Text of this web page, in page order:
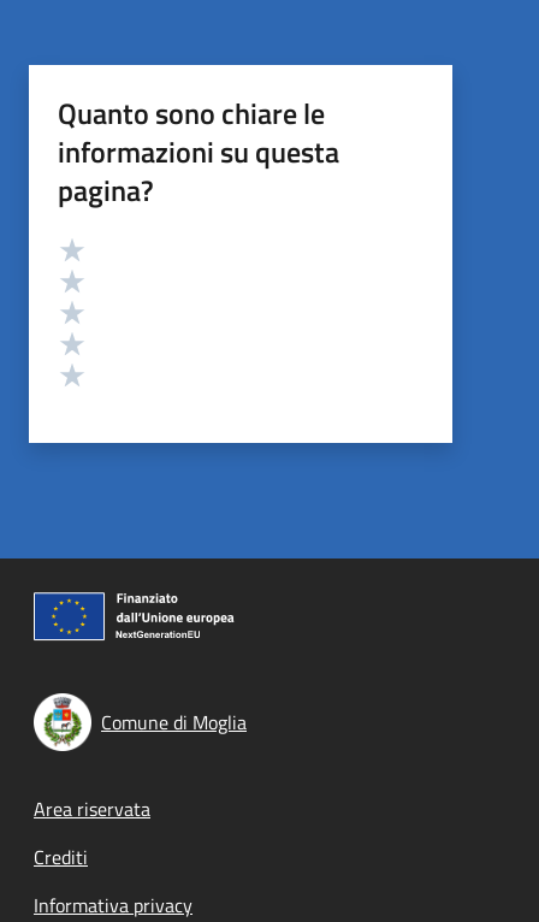
Quanto sono chiare le
informazioni su questa
pagina?
Valutazione
Comune di Moglia
Footer menu
Area riservata
Crediti
Informativa privacy